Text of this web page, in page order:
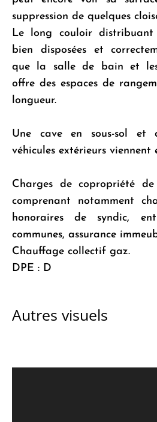
suppression de quelques
Le long couloir distribuant
bien disposées et
que la salle de bain et les
offre des espaces de
longueur.
Une cave en sous-sol et
véhicules extérieurs viennent
Charges de copropriété
comprenant notamment
honoraires de syndic,
communes, assurance
Chauffage collectif gaz.
DPE : D
Autres visuels